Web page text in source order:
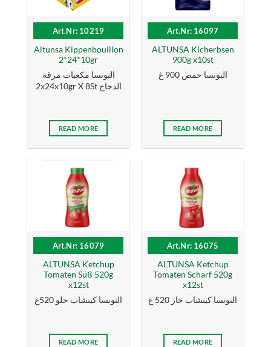
Art.Nr: 10219
Altunsa Kippenbouillon
2*24*10gr
التونسا مكعبات مرقة
الدجاج 2x24x10gr X 8St
READ MORE
Art.Nr: 16097
ALTUNSA Kicherbsen
900g x10st
التونسا حمص 900 غ
READ MORE
Art.Nr: 16079
ALTUNSA Ketchup
Tomaten Süß 520g
x12st
التونسا كيتشاب حلو 520غ
READ MORE
Art.Nr: 16075
ALTUNSA Ketchup
Tomaten Scharf 520g
x12st
التونسا كيتشاب حار 520 غ
READ MORE